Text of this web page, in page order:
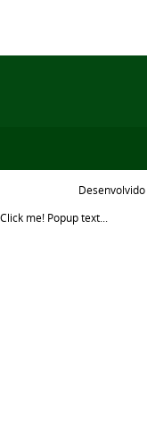
Click me! Popup text...